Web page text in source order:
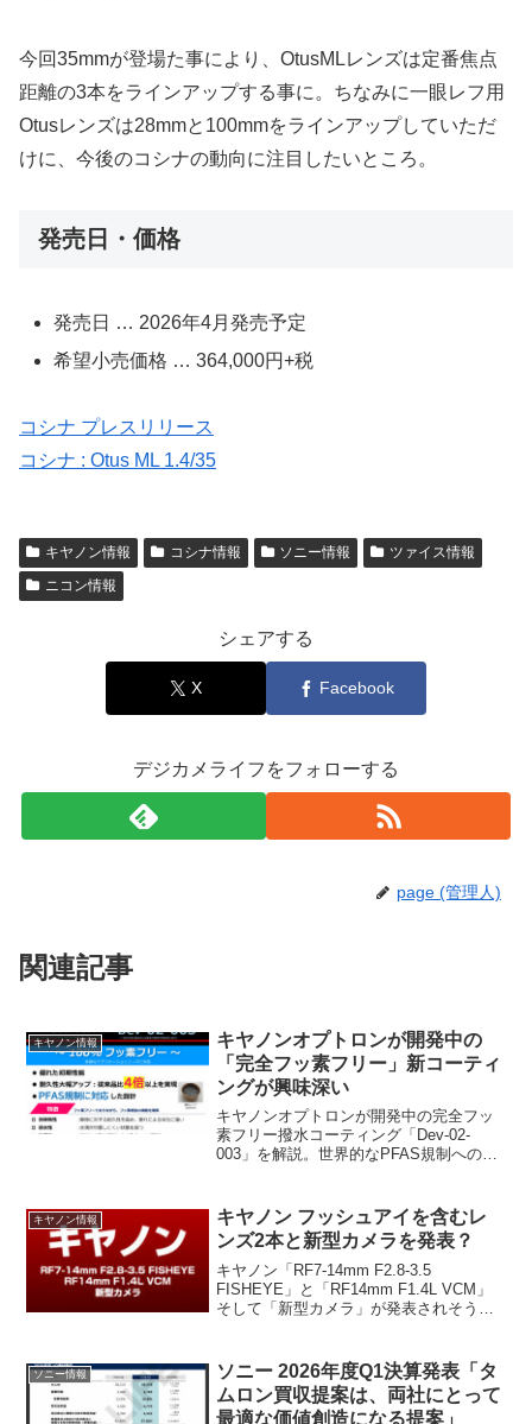
今回35mmが登場た事により、OtusMLレンズは定番焦点
距離の3本をラインアップする事に。ちなみに一眼レフ用
Otusレンズは28mmと100mmをラインアップしていただ
けに、今後のコシナの動向に注目したいところ。
発売日・価格
発売日 … 2026年4月発売予定
希望小売価格 … 364,000円+税
コシナ プレスリリース
コシナ : Otus ML 1.4/35
キヤノン情報 コシナ情報 ソニー情報
ツァイス情報
ニコン情報
シェアする
X Facebook
デジカメライフをフォローする
page (管理人)
関連記事
キヤノン情報
キヤノンオプトロンが開発中の
「完全フッ素フリー」新コーティ
ングが興味深い
キヤノンオプトロンが開発中の完全フッ
素フリー撥水コーティング「Dev-02-
003」を解説。世界的なPFAS規制への対
RFレンズやLレンズへの採用可能性と技
術的進化に迫ります。
キヤノン情報
キヤノン フッシュアイを含むレ
ンズ2本と新型カメラを発表？
キヤノン「RF7-14mm F2.8-3.5
FISHEYE」と「RF14mm F1.4L VCM」
そして「新型カメラ」が発表されそうな
ソニー情報
ソニー 2026年度Q1決算発表「タ
ムロン買収提案は、両社にとって
最適な価値創造になる提案」